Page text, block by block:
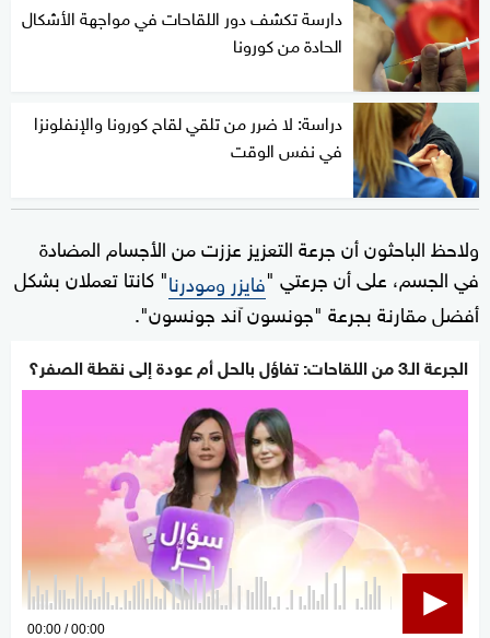
دارسة تكشف دور اللقاحات في مواجهة الأشكال
الحادة من كورونا
دراسة: لا ضرر من تلقي لقاح كورونا والإنفلونزا
في نفس الوقت
ولاحظ الباحثون أن جرعة التعزيز عززت من الأجسام المضادة
في الجسم، على أن جرعتي "فايزر ومودرنا" كانتا تعملان بشكل
أفضل مقارنة بجرعة "جونسون آند جونسون".
الجرعة الـ3 من اللقاحات: تفاؤل بالحل أم عودة إلى نقطة الصفر؟
0
00:00 00:00